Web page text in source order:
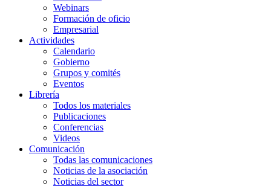
Webinars
Formación de oficio
Empresarial
Actividades
Calendario
Gobierno
Grupos y comités
Eventos
Librería
Todos los materiales
Publicaciones
Conferencias
Videos
Comunicación
Todas las comunicaciones
Noticias de la asociación
Noticias del sector